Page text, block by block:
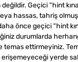
Geçici “hint
hassas, tahriş
önce geçici “hint
durumlarda
temas ettirmeyiniz.
erişemeyeceği yerde